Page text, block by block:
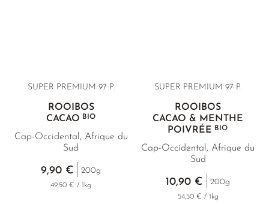
SUPER PREMIUM 97 P.
ROOIBOS
CACAO BIO
Cap-Occidental, Afrique du
Sud
9,90 € 200g
49,50 € / 1kg
SUPER PREMIUM 97 P.
ROOIBOS
CACAO & MENTHE
POIVRÉEBIO
Cap-Occidental, Afrique du
Sud
10,90 € 200g
54,50 € / 1kg